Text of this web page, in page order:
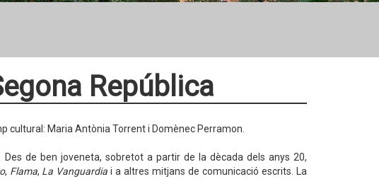
República
cultural: Maria Antònia Torrent i Domènec Perramon.
de ben joveneta, sobretot a partir de la dècada dels anys 20,
, Flama, La Vanguardia i a altres mitjans de comunicació escrits. La